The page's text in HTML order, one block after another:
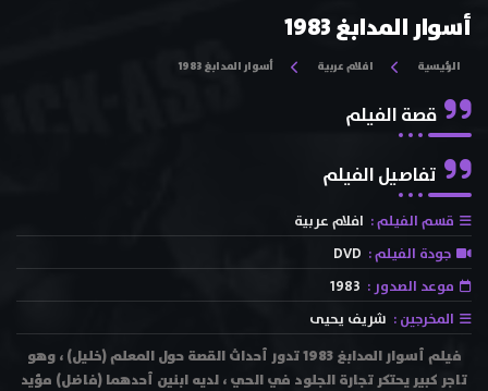
أسوار المدابغ 1983
الرئيسية افلام عربية أسوار المدابغ 1983
قصة الفيلم
تفاصيل الفيلم
قسم الفيلم : افلام عربية
جودة الفيلم : DVD
موعد الصدور : 1983
المخرجين : شريف يحيى
فيلم أسوار المدابغ 1983 تدور أحداث القصة حول المعلم (خليل) ، وهو
تاجر كبير يحتكر تجارة الجلود في الحي ، لديه ابنين أحدهما (فاضل) مؤيد